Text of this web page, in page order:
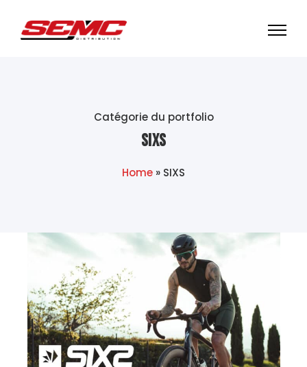
Catégorie du portfolio
SIXS
Home » SIXS